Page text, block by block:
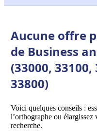
Aucune offre
de Business
(33000, 33100,
33800)
Voici quelques conseils :
l’orthographe ou
recherche.